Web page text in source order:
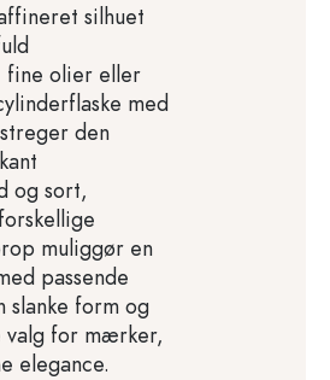
silhuet
fine olier eller
med
den
og sort,
muliggør en
passende
slanke form og
valg for mærker,
elegance.